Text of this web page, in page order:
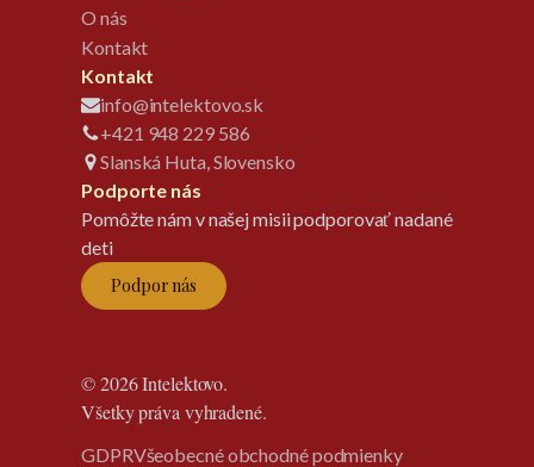
O nás
Kontakt
Kontakt
info@intelektovo.sk
+421 948 229 586
Slanská Huta, Slovensko
Podporte nás
Pomôžte nám v našej misii podporovať nadané
deti
Podpor nás
© 2026 Intelektovo.
Všetky práva vyhradené.
GDPRVšeobecné obchodné podmienky